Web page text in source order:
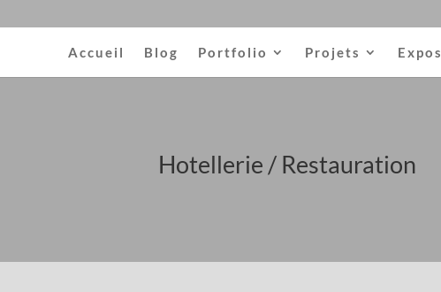
Accueil Blog Portfolio Projets Expos
Hotellerie / Restauration